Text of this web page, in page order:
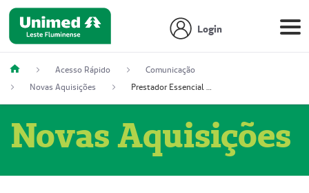
Login
Acesso Rápido
Comunicação
Novas Aquisições
Prestador Essencial Gestão em Saúde Ereli (51004354-7)
Novas Aquisições